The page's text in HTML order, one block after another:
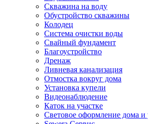
Скважина на воду
Обустройство скважины
Колодец
Система очистки воды
Свайный фундамент
Благоустройство
Дренаж
Ливневая канализация
Отмостка вокруг дома
Установка купели
Видеонаблюдение
Каток на участке
Световое оформление дома и